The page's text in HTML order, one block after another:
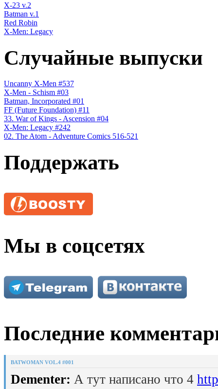
X-23 v.2
Batman v.1
Red Robin
X-Men: Legacy
Случайные выпуски
Uncanny X-Men #537
X-Men - Schism #03
Batman, Incorporated #01
FF (Future Foundation) #11
33. War of Kings - Ascension #04
X-Men: Legacy #242
02. The Atom - Adventure Comics 516-521
Поддержать
Мы в соцсетях
Последние
BATWOMAN VOL.4 #001
Dementer: А тут написано что 4